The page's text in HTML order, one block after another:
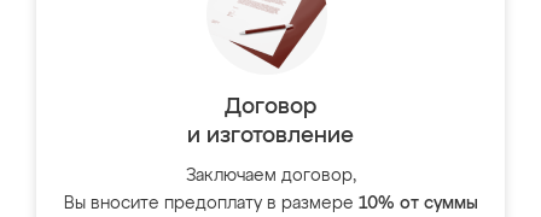
Договор
и изготовление
Заключаем договор,
Вы вносите предоплату в размере 10% от суммы